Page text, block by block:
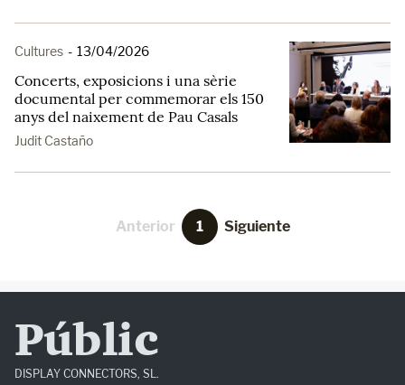
Cultures - 13/04/2026
Concerts, exposicions i una sèrie
documental per commemorar els 150
anys del naixement de Pau Casals
Judit Castaño
Anterior 1 Siguiente
Públic
DISPLAY CONNECTORS, SL.